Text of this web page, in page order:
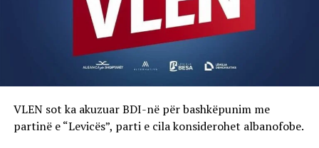
VLEN sot ka akuzuar BDI-në për bashkëpunim me
partinë e “Levicës”, parti e cila konsiderohet albanofobe.